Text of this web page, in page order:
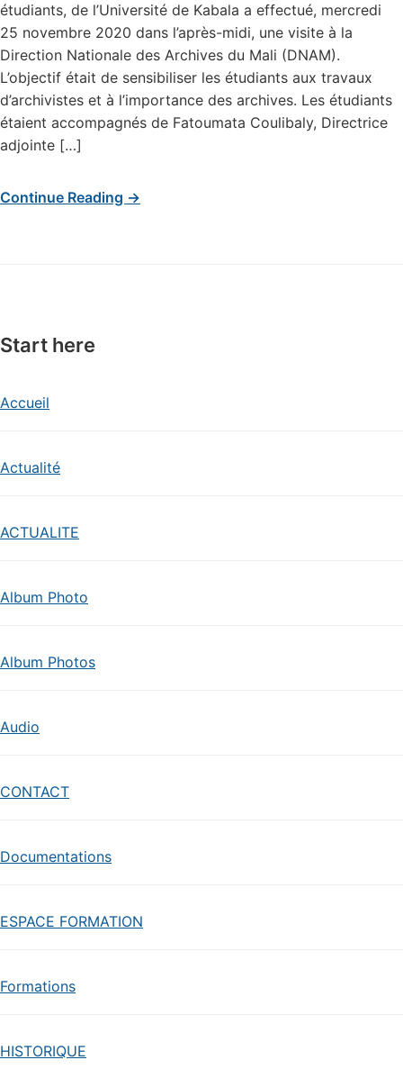
Start here
Accueil
Actualité
ACTUALITE
Album Photo
Album Photos
Audio
CONTACT
Documentations
ESPACE FORMATION
Formations
HISTORIQUE
étudiants, de l’Université de Kabala a effectué, mercredi
25 novembre 2020 dans l’après-midi, une visite à la
Direction Nationale des Archives du Mali (DNAM).
L’objectif était de sensibiliser les étudiants aux travaux
d’archivistes et à l’importance des archives. Les étudiants
étaient accompagnés de Fatoumata Coulibaly, Directrice
adjointe […]
Continue Reading →